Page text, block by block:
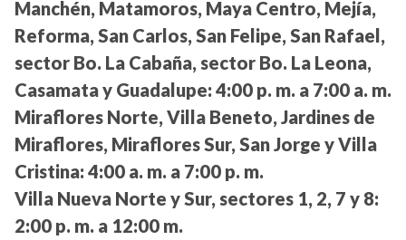
Manchén, Matamoros, Maya Centro, Mejía,
Reforma, San Carlos, San Felipe, San Rafael,
sector Bo. La Cabaña, sector Bo. La Leona,
Casamata y Guadalupe: 4:00 p. m. a 7:00 a. m.
Miraflores Norte, Villa Beneto, Jardines de
Miraflores, Miraflores Sur, San Jorge y Villa
Cristina: 4:00 a. m. a 7:00 p. m.
Villa Nueva Norte y Sur, sectores 1, 2, 7 y 8:
2:00 p. m. a 12:00 m.